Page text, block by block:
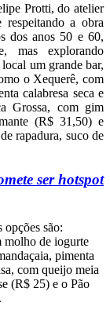
Protti, do atelier
respeitando a obra
dos anos 50 e 60,
mas explorando
um grande bar,
o Xequerê, com
calabresa seca e
Grossa, com gim
(R$ 31,50) e
rapadura, suco de
ser hotspot
opções são:
de iogurte
pimenta
com queijo meia
(R$ 25) e o Pão